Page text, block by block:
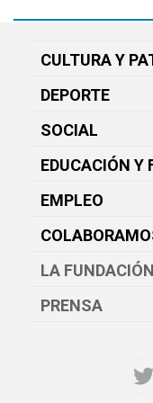
CULTURA Y
DEPORTE
SOCIAL
EDUCACIÓN Y
EMPLEO
LA FUNDACIÓN
PRENSA